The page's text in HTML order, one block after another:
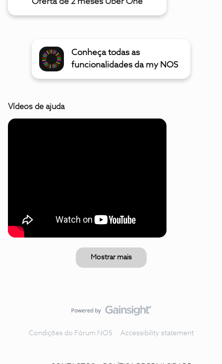
Oferta de 2 meses Uber One
Conheça todas as
funcionalidades da my NOS
Vídeos de ajuda
Mostrar mais
Condições do Fórum NOS Accessibility statement